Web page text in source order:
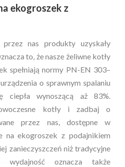
ekogroszek z
nas produkty uzyskały
to, że nasze żeliwne kotły
spełniają normy PN-EN 303–
o sprawnym spalaniu
ciepła wynoszącą aż 83%.
kotły i zadbaj o
przez nas, dostępne w
na ekogroszek z podajnikiem
zanieczyszczeń niż tradycyjne
wydajność oznacza także